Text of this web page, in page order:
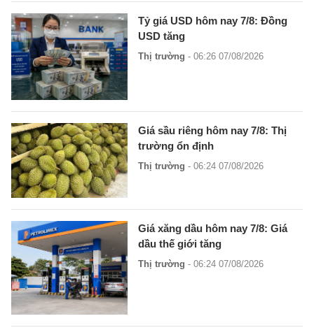
Tỷ giá USD hôm nay 7/8: Đồng
USD tăng
Thị trường - 06:26 07/08/2026
Giá sầu riêng hôm nay 7/8: Thị
trường ổn định
Thị trường - 06:24 07/08/2026
Giá xăng dầu hôm nay 7/8: Giá
dầu thế giới tăng
Thị trường - 06:24 07/08/2026